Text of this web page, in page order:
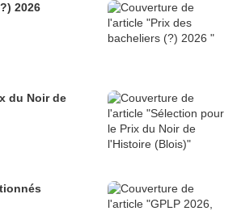
2026
du Noir de